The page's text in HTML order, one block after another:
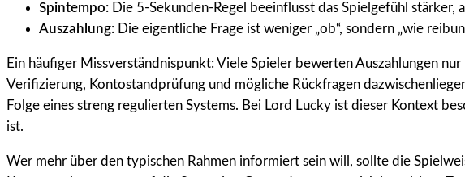
Spintempo: Die 5-Sekunden-Regel beeinflusst das Spielgefühl stärker,
Auszahlung: Die eigentliche Frage ist weniger „ob“, sondern „wie
Ein häufiger Missverständnispunkt: Viele Spieler bewerten Auszahlungen
Verifizierung, Kontostandprüfung und mögliche Rückfragen
Folge eines streng regulierten Systems. Bei Lord Lucky ist dieser Kontext
ist.
Wer mehr über den typischen Rahmen informiert sein will, sollte die